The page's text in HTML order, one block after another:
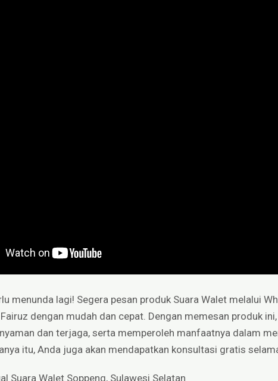
menunda lagi! Segera pesan produk Suara Walet melalui
dengan mudah dan cepat. Dengan memesan produk
dan terjaga, serta memperoleh manfaatnya dalam
itu, Anda juga akan mendapatkan konsultasi gratis
Suara Walet Soppeng, Sulawesi Selatan